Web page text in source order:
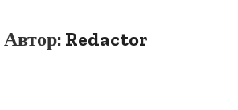
Автор: Redactor